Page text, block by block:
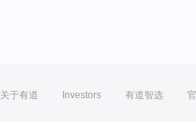
关于有道 Investors 有道智选